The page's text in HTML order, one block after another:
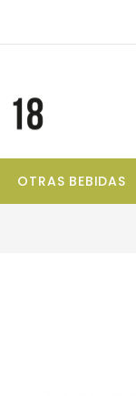
OTRAS BEBIDAS